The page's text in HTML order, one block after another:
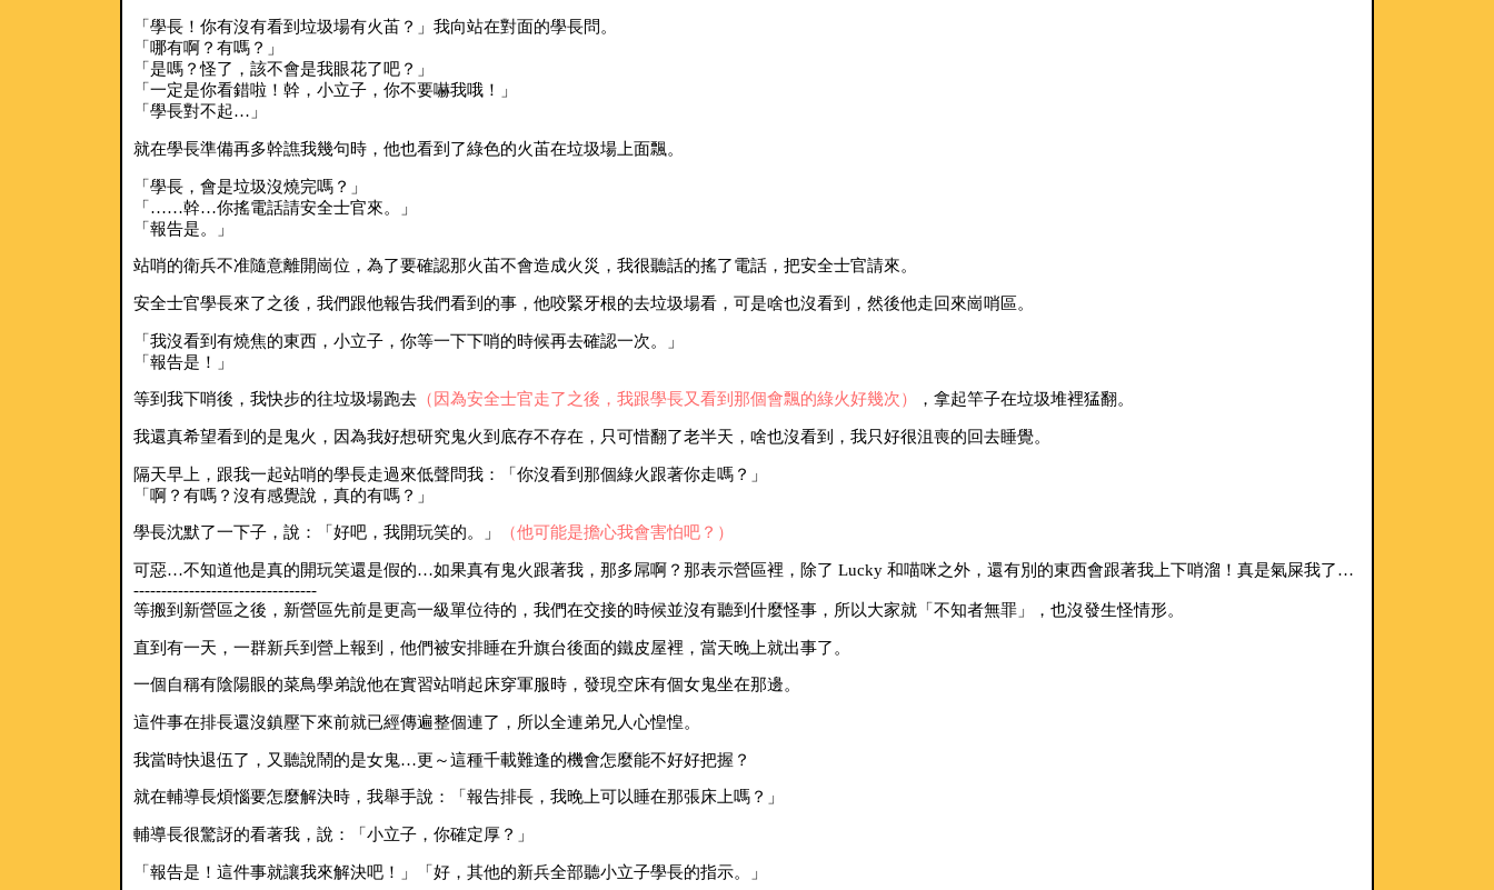
「學長！你有沒有看到垃圾場有火苖？」我向站在對面的學長問。
「哪有啊？有嗎？」
「是嗎？怪了，該不會是我眼花了吧？」
「一定是你看錯啦！幹，小立子，你不要嚇我哦！」
「學長對不起…」
就在學長準備再多幹譙我幾句時，他也看到了綠色的火苖在垃圾場上面飄。
「學長，會是垃圾沒燒完嗎？」
「……幹…你搖電話請安全士官來。」
「報告是。」
站哨的衛兵不准隨意離開崗位，為了要確認那火苖不會造成火災，我很聽話的搖了電話，把安全士官請來。
安全士官學長來了之後，我們跟他報告我們看到的事，他咬緊牙根的去垃圾場看，可是啥也沒看到，然後他走回來崗哨區。
「我沒看到有燒焦的東西，小立子，你等一下下哨的時候再去確認一次。」
「報告是！」
等到我下哨後，我快步的往垃圾場跑去 （因為安全士官走了之後，我跟學長又看到那個會飄的綠火好幾次） ，拿起竿子在垃圾堆裡猛翻。
我還真希望看到的是鬼火，因為我好想研究鬼火到底存不存在，只可惜翻了老半天，啥也沒看到，我只好很沮喪的回去睡覺。
隔天早上，跟我一起站哨的學長走過來低聲問我：「你沒看到那個綠火跟著你走嗎？」
「啊？有嗎？沒有感覺說，真的有嗎？」
學長沈默了一下子，說：「好吧，我開玩笑的。」 （他可能是擔心我會害怕吧？）
可惡…不知道他是真的開玩笑還是假的…如果真有鬼火跟著我，那多屌啊？那表示營區裡，除了 Lucky 和喵咪之外，還有別的東西會跟著我上下哨溜！真是氣屎我了…
---------------------------------
等搬到新營區之後，新營區先前是更高一級單位待的，我們在交接的時候並沒有聽到什麼怪事，所以大家就「不知者無罪」，也沒發生怪情形。
直到有一天，一群新兵到營上報到，他們被安排睡在升旗台後面的鐵皮屋裡，當天晚上就出事了。
一個自稱有陰陽眼的菜鳥學弟說他在實習站哨起床穿軍服時，發現空床有個女鬼坐在那邊。
這件事在排長還沒鎮壓下來前就已經傳遍整個連了，所以全連弟兄人心惶惶。
我當時快退伍了，又聽說鬧的是女鬼…更～這種千載難逢的機會怎麼能不好好把握？
就在輔導長煩惱要怎麼解決時，我舉手說：「報告排長，我晚上可以睡在那張床上嗎？」
輔導長很驚訝的看著我，說：「小立子，你確定厚？」
「報告是！這件事就讓我來解決吧！」「好，其他的新兵全部聽小立子學長的指示。」